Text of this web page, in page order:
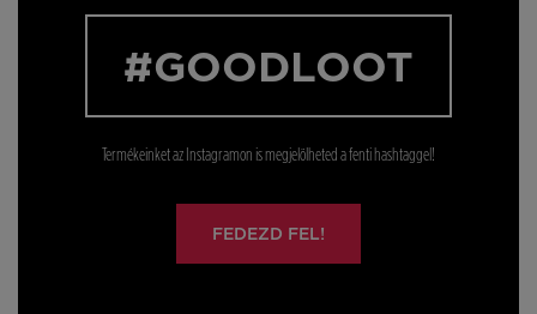
#GOODLOOT
Termékeinket az Instagramon is megjelölheted a fenti hashtaggel!
FEDEZD FEL!